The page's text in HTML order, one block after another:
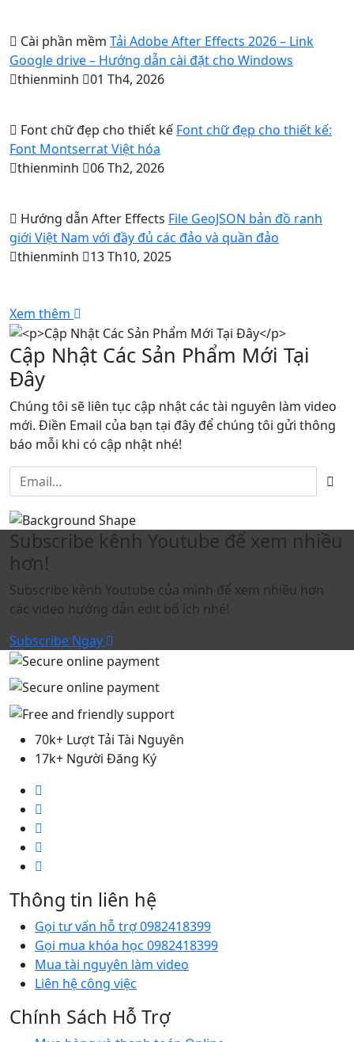
Cài phần mềm Tải Adobe After Effects 2026 – Link
Google drive – Hướng dẫn cài đặt cho Windows
thienminh
01 Th4, 2026
Font chữ đẹp cho thiết kế Font chữ đẹp cho thiết kế:
Font Montserrat Việt hóa
thienminh
06 Th2, 2026
Hướng dẫn After Effects File GeoJSON bản đồ ranh
giới Việt Nam với đầy đủ các đảo và quần đảo
thienminh
13 Th10, 2025
Xem thêm
Cập Nhật Các Sản Phẩm Mới Tại
Đây
Chúng tôi sẽ liên tục cập nhật các tài nguyên làm video
mới. Điền Email của bạn tại đây để chúng tôi gửi thông
báo mỗi khi có cập nhật nhé!
Subscribe kênh Youtube để xem nhiều
hơn!
Subscribe kênh Youtube của mình để xem nhiều hơn
các video hướng dẫn edit bổ ích nhé!
Subscribe Ngay
70k+ Lượt Tải Tài Nguyên
17k+ Người Đăng Ký
Thông tin liên hệ
Gọi tư vấn hỗ trợ 0982418399
Gọi mua khóa học 0982418399
Mua tài nguyên làm video
Liên hệ công việc
Chính Sách Hỗ Trợ